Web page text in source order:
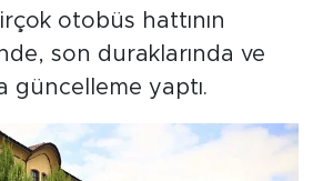
otobüs hattının
son duraklarında ve
güncelleme yaptı.